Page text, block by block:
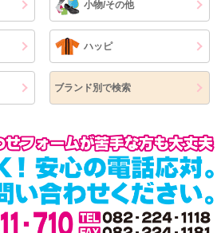
小物/その他
ハッピ
ブランド別で検索